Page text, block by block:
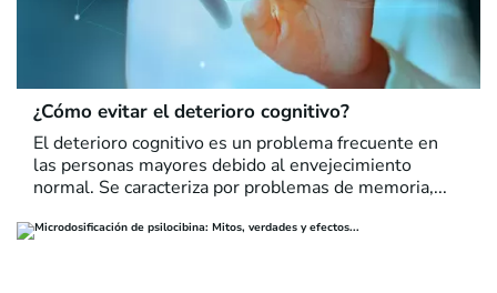
¿Cómo evitar el deterioro cognitivo?
El deterioro cognitivo es un problema frecuente en
las personas mayores debido al envejecimiento
normal. Se caracteriza por problemas de memoria,...